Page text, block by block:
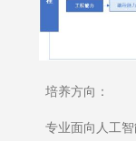
培养方向：
专业面向人工